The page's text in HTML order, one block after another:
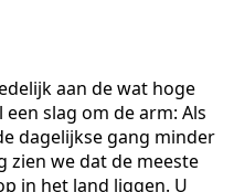
aan de wat hoge
slag om de arm: Als
dagelijkse gang minder
zien we dat de meeste
in het land liggen. U